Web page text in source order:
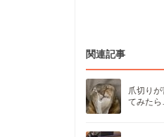
関連記事
爪切り
てみた